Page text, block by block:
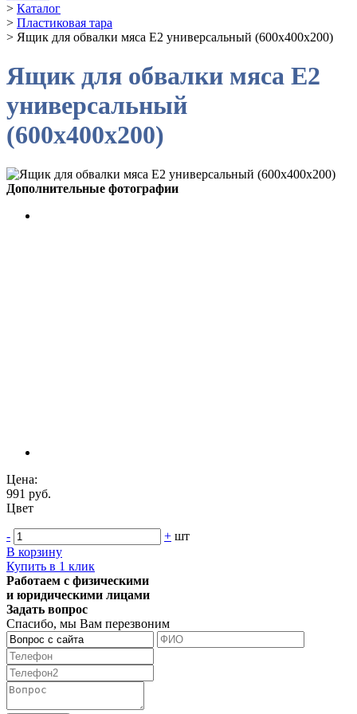
> Каталог
> Пластиковая тара
> Ящик для обвалки мяса Е2 универсальный (600х400х200)
Ящик для обвалки мяса Е2
универсальный
(600х400х200)
Дополнительные фотографии
Цена:
991 руб.
Цвет
- + шт
В корзину
Купить в 1 клик
Работаем с физическими
и юридическими лицами
Задать вопрос
Спасибо, мы Вам перезвоним